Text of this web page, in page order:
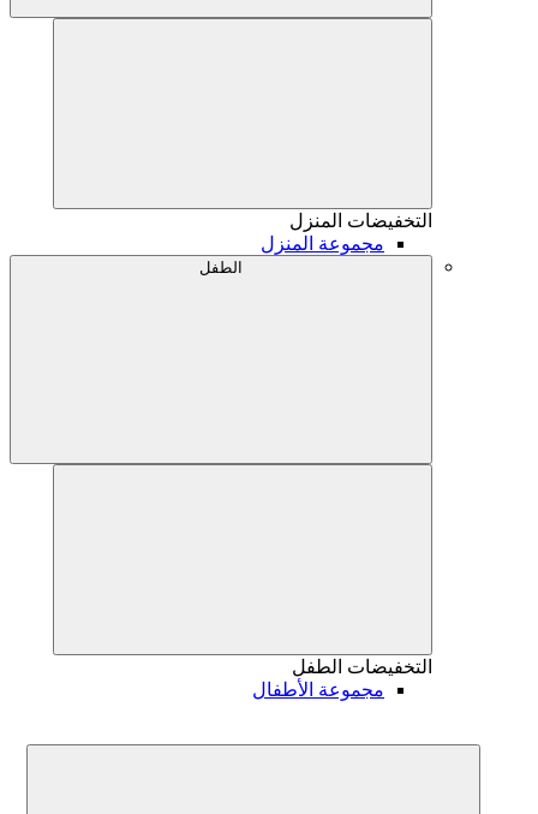
التخفيضات المنزل
مجموعة المنزل
الطفل
التخفيضات الطفل
مجموعة الأطفال